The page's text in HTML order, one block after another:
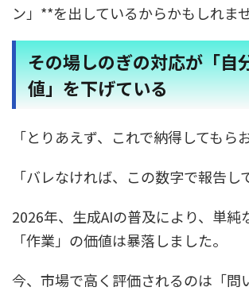
ン」**を出しているからかもしれませ
その場しのぎの対応が「自
値」を下げている
「とりあえず、これで納得してもら
「バレなければ、この数字で報告し
2026年、生成AIの普及により、単純
「作業」の価値は暴落しました。
今、市場で高く評価されるのは「問